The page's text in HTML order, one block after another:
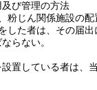
び管理の方法
粉じん関係施設の
した者は、その届出
らない。
置している者は、